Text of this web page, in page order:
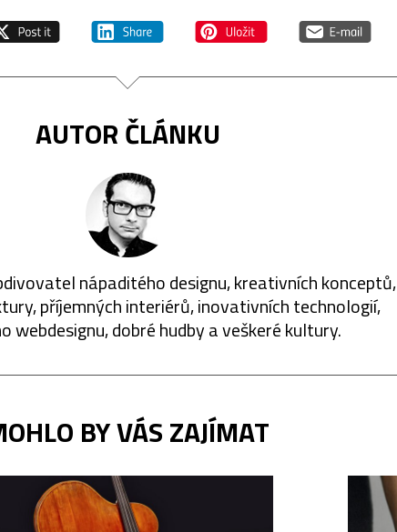
AUTOR ČLÁNKU
nápaditého designu, kreativních konceptů,
příjemných interiérů, inovativních technologií,
webdesignu, dobré hudby a veškeré kultury.
BY VÁS ZAJÍMAT